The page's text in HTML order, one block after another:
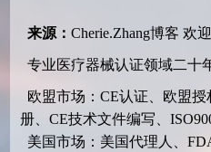
来源： Cherie.Zhang博客 欢
专业医疗器械认证领域二十
欧盟市场：CE认证、欧盟
册、CE技术文件编写、
美国市场：美国代理人、